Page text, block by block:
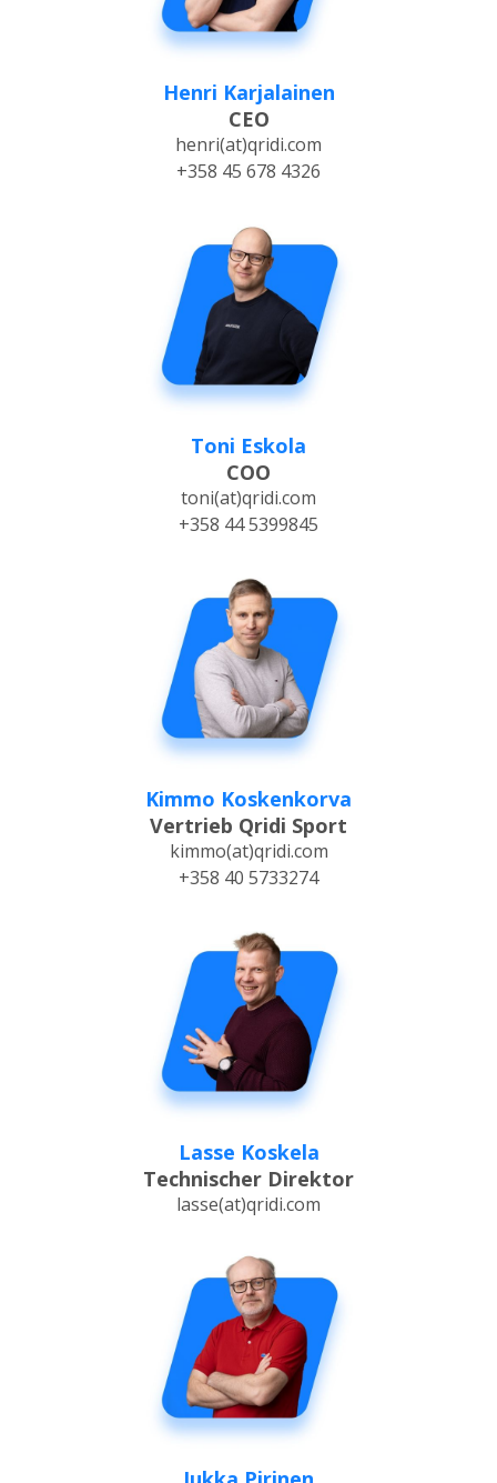
Henri Karjalainen
CEO
henri(at)qridi.com
+358 45 678 4326
Toni Eskola
COO
toni(at)qridi.com
+358 44 5399845
Kimmo Koskenkorva
Vertrieb Qridi Sport
kimmo(at)qridi.com
+358 40 5733274
Lasse Koskela
Technischer Direktor
lasse(at)qridi.com